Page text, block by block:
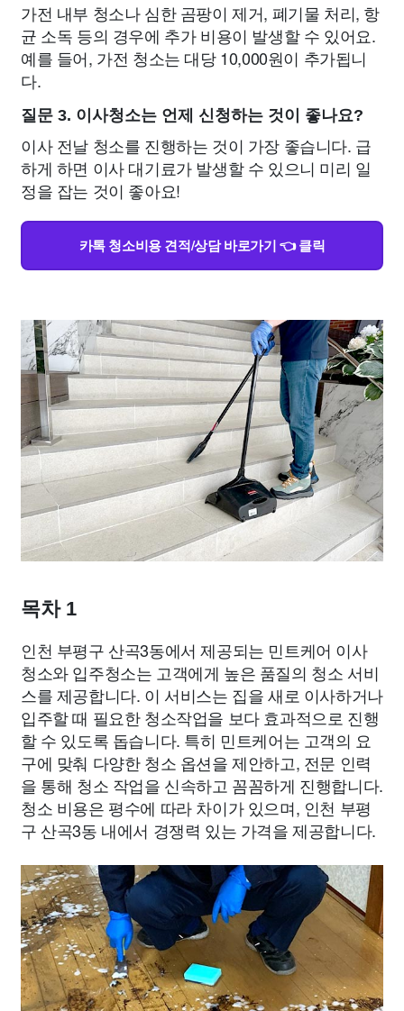
가전 내부 청소나 심한 곰팡이 제거, 폐기물 처리, 항
균 소독 등의 경우에 추가 비용이 발생할 수 있어요.
예를 들어, 가전 청소는 대당 10,000원이 추가됩니
다.
질문 3. 이사청소는 언제 신청하는 것이 좋나요?
이사 전날 청소를 진행하는 것이 가장 좋습니다. 급
하게 하면 이사 대기료가 발생할 수 있으니 미리 일
정을 잡는 것이 좋아요!
카톡 청소비용 견적/상담 바로가기 👈 클릭
목차 1
인천 부평구 산곡3동에서 제공되는 민트케어 이사
청소와 입주청소는 고객에게 높은 품질의 청소 서비
스를 제공합니다. 이 서비스는 집을 새로 이사하거나
입주할 때 필요한 청소작업을 보다 효과적으로 진행
할 수 있도록 돕습니다. 특히 민트케어는 고객의 요
구에 맞춰 다양한 청소 옵션을 제안하고, 전문 인력
을 통해 청소 작업을 신속하고 꼼꼼하게 진행합니다.
청소 비용은 평수에 따라 차이가 있으며, 인천 부평
구 산곡3동 내에서 경쟁력 있는 가격을 제공합니다.